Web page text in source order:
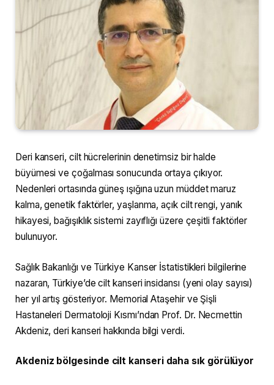
Deri kanseri, cilt hücrelerinin denetimsiz bir halde
büyümesi ve çoğalması sonucunda ortaya çıkıyor.
Nedenleri ortasında güneş ışığına uzun müddet maruz
kalma, genetik faktörler, yaşlanma, açık cilt rengi, yanık
hikayesi, bağışıklık sistemi zayıflığı üzere çeşitli faktörler
bulunuyor.
Sağlık Bakanlığı ve Türkiye Kanser İstatistikleri bilgilerine
nazaran, Türkiye’de cilt kanseri insidansı (yeni olay sayısı)
her yıl artış gösteriyor. Memorial Ataşehir ve Şişli
Hastaneleri Dermatoloji Kısmı’ndan Prof. Dr. Necmettin
Akdeniz, deri kanseri hakkında bilgi verdi.
Akdeniz bölgesinde cilt kanseri daha sık görülüyor